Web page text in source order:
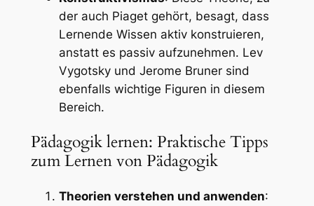
der auch Piaget gehört, besagt, dass
Lernende Wissen aktiv konstruieren,
anstatt es passiv aufzunehmen. Lev
Vygotsky und Jerome Bruner sind
ebenfalls wichtige Figuren in diesem
Bereich.
Pädagogik lernen: Praktische Tipps
zum Lernen von Pädagogik
Theorien verstehen und anwenden: